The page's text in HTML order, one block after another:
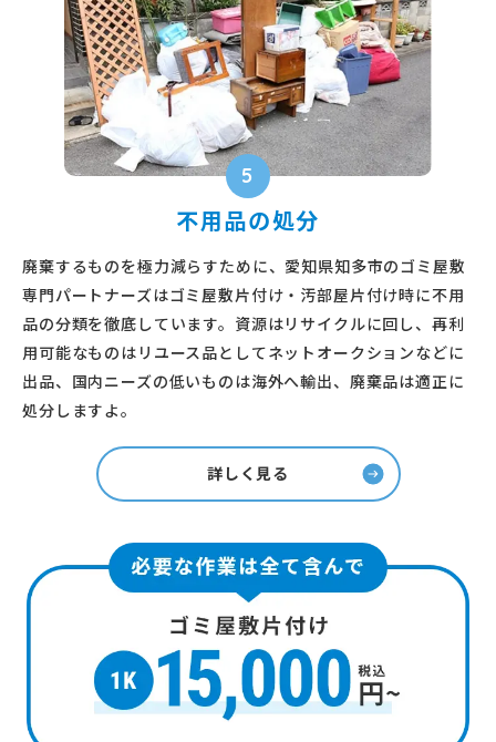
5
不用品の処分
廃棄するものを極力減らすために、愛知県知多市のゴミ屋敷
専門パートナーズはゴミ屋敷片付け・汚部屋片付け時に不用
品の分類を徹底しています。資源はリサイクルに回し、再利
用可能なものはリユース品としてネットオークションなどに
出品、国内ニーズの低いものは海外へ輸出、廃棄品は適正に
処分しますよ。
詳しく見る